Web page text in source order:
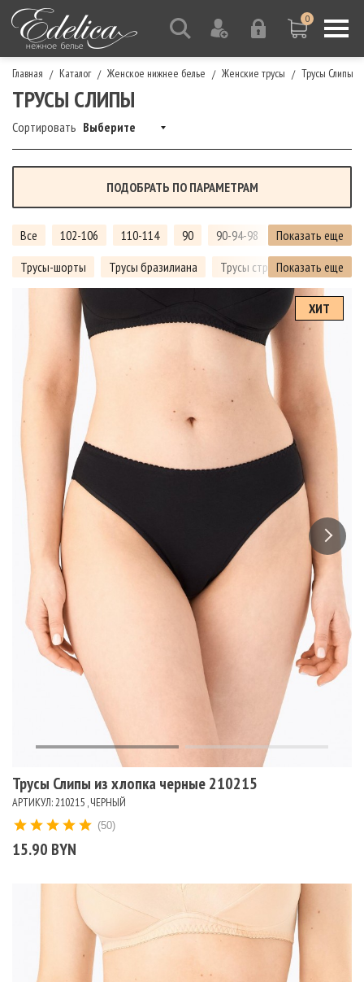
0
Главная / Каталог / Женское нижнее белье / Женские трусы / Трусы Слипы
ТРУСЫ СЛИПЫ
Сортировать Выберите
ПОДОБРАТЬ ПО ПАРАМЕТРАМ
Все 102-106 110-114 90 90-94-98 94 98
Показать еще
Трусы-шорты
Трусы бразилиана Трусы стринги Трусы
Показать еще
ХИТ
Трусы Слипы из хлопка черные 210215
АРТИКУЛ: 210215 , ЧЕРНЫЙ
15.90 BYN
(50)